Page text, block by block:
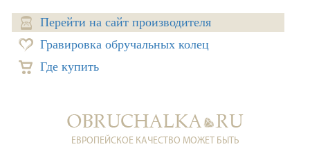
Перейти на сайт производителя
Гравировка обручальных колец
Где купить
ЕВРОПЕЙСКОЕ КАЧЕСТВО МОЖЕТ БЫТЬ